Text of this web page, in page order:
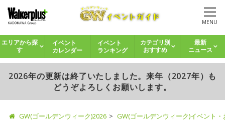
MENU
エリアから探
す
イベント
カレンダー
イベント
ランキング
カテゴリ別
おすすめ
最新
ニュース
2026年の更新は終了いたしました。来年（2027年）も
どうぞよろしくお願いします。
GW(ゴールデンウィーク)2026 GW(ゴールデンウィーク)イベント